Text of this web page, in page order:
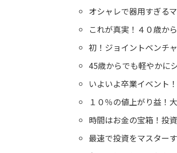
オシャレで器用すぎる
これが真実！４０歳か
初！ジョイントベンチ
45歳からでも軽やかに
いよいよ卒業イベント
１０％の値上がり益！
時間はお金の宝箱！投
最速で投資をマスター